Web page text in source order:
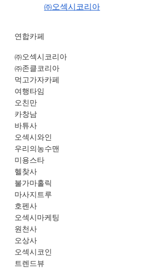
㈜오섹시코리아
연합카페
㈜오섹시코리아
㈜존클코리아
먹고가자카페
여행타임
오친만
카창남
바튜사
오섹시와인
우리의농수맨
미용스타
헬찾사
불가마홀릭
마사지트루
호펜사
오섹시마케팅
원천사
오상사
오섹시코인
트렌드뷰